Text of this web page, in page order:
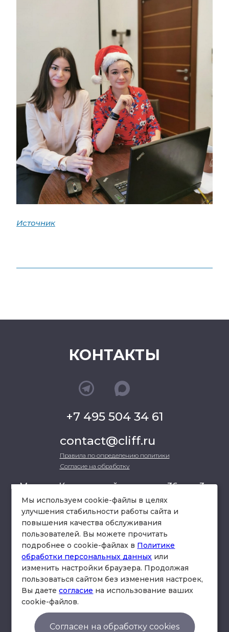
Источник
КОНТАКТЫ
+7 495 504 34 61
contact@cliff.ru
Правила по определению политики
Согласие на обработку
г. Москва, Кутузовский проспект 36, стр.3 ,
офис 301
схема проезда
© Юридическая фирма «Клифф».
Мы используем cookie-файлы в целях
улучшения стабильности работы сайта и
повышения качества обслуживания
пользователей. Вы можете прочитать
подробнее о cookie-файлах в Политике
обработки персональных данных или
изменить настройки браузера. Продолжая
пользоваться сайтом без изменения настроек,
Вы даетесогласие на использование ваших
cookie-файлов.
Согласен на обработку cookies